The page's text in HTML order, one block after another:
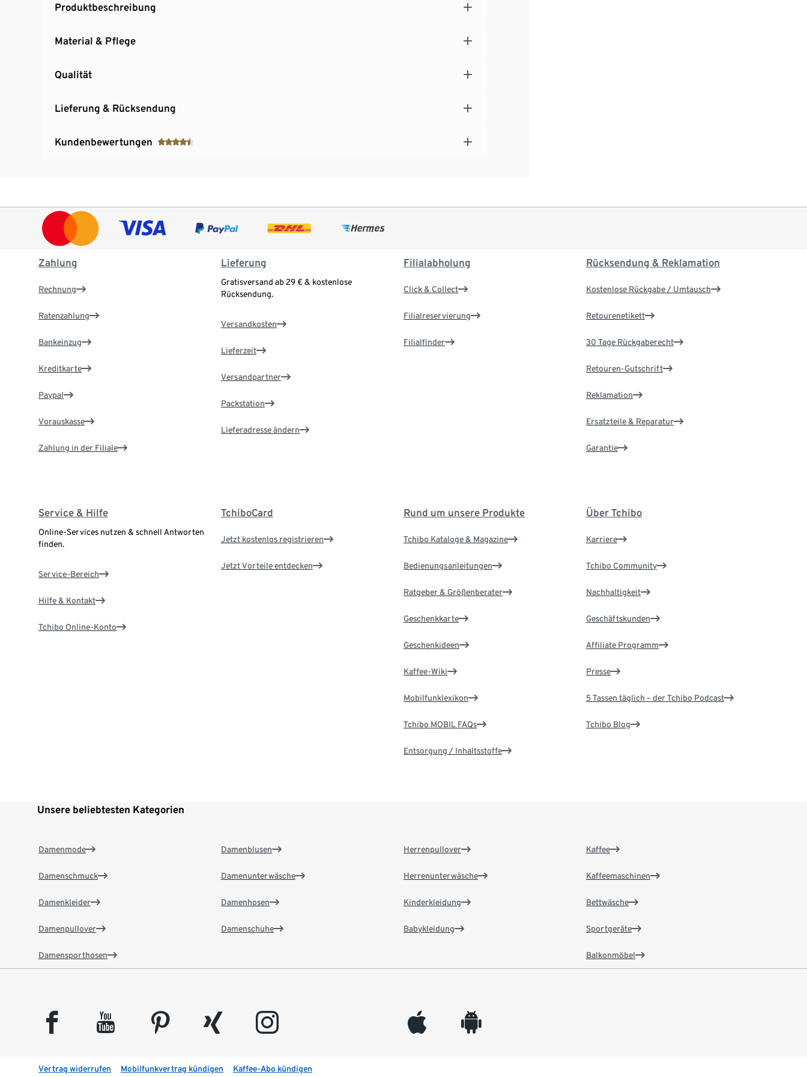
Produktbeschreibung
Material & Pflege
Qualität
Lieferung & Rücksendung
Kundenbewertungen
Zahlung
Rechnung
Ratenzahlung
Bankeinzug
Kreditkarte
Paypal
Vorauskasse
Zahlung in der Filiale
Lieferung
Gratisversand ab 29 € & kostenlose
Rücksendung.
Versandkosten
Lieferzeit
Versandpartner
Packstation
Lieferadresse ändern
Filialabholung
Click & Collect
Filialreservierung
Filialfinder
Rücksendung & Reklamation
Kostenlose Rückgabe / Umtausch
Retourenetikett
30 Tage Rückgaberecht
Retouren-Gutschrift
Reklamation
Ersatzteile & Reparatur
Garantie
Service & Hilfe
Online-Services nutzen & schnell Antworten
finden.
Service-Bereich
Hilfe & Kontakt
Tchibo Online-Konto
TchiboCard
Jetzt kostenlos registrieren
Jetzt Vorteile entdecken
Rund um unsere Produkte
Tchibo Kataloge & Magazine
Bedienungsanleitungen
Ratgeber & Größenberater
Geschenkkarte
Geschenkideen
Kaffee-Wiki
Mobilfunklexikon
Tchibo MOBIL FAQs
Entsorgung / Inhaltsstoffe
Über Tchibo
Karriere
Tchibo Community
Nachhaltigkeit
Geschäftskunden
Affiliate Programm
Presse
5 Tassen täglich – der Tchibo Podcast
Tchibo Blog
Unsere beliebtesten Kategorien
Damenmode
Damenschmuck
Damenkleider
Damenpullover
Damensporthosen
Damenblusen
Damenunterwäsche
Damenhosen
Damenschuhe
Herrenpullover
Herrenunterwäsche
Kinderkleidung
Babykleidung
Kaffee
Kaffeemaschinen
Bettwäsche
Sportgeräte
Balkonmöbel
facebook youtube pinterest xing instagram appleinc android
Vertrag widerrufen Mobilfunkvertrag kündigen Kaffee-Abo kündigen